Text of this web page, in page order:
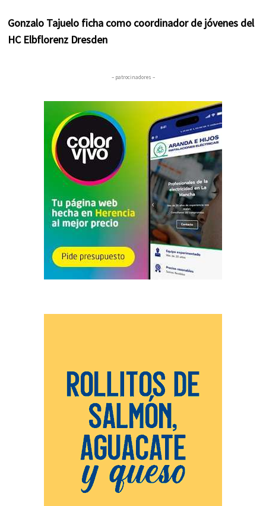
Gonzalo Tajuelo ficha como coordinador de jóvenes del
HC Elbflorenz Dresden
– patrocinadores –